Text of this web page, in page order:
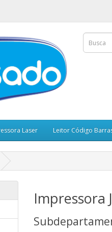
Laser Leitor Código
Impressora